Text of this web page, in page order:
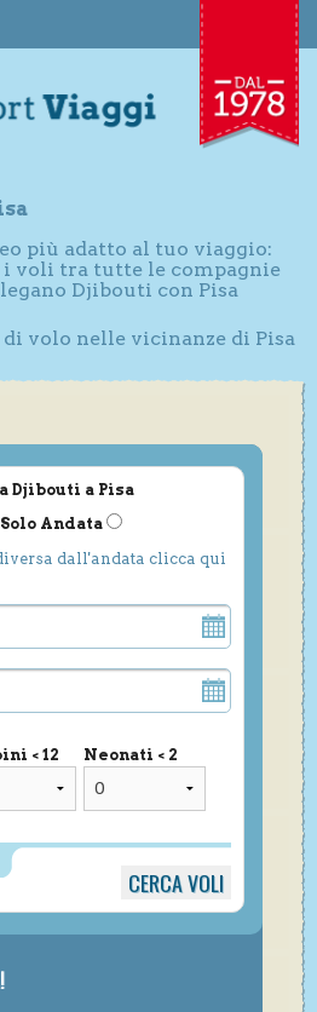
più adatto al tuo viaggio:
voli tra tutte le compagnie
Djibouti con Pisa
volo nelle vicinanze di Pisa
Djibouti a Pisa
Solo Andata
dall'andata clicca qui
< 12 Neonati < 2